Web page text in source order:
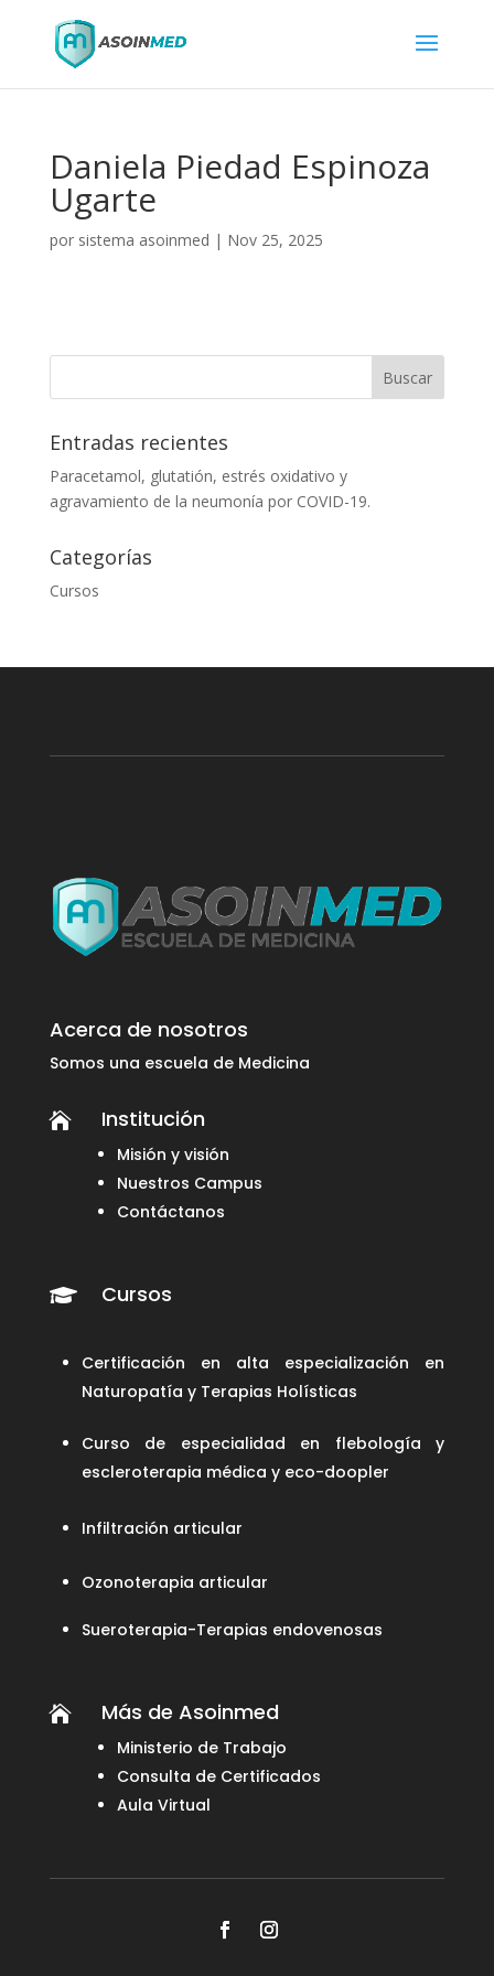
Daniela Piedad Espinoza
Ugarte
por sistema asoinmed | Nov 25, 2025
Entradas recientes
Paracetamol, glutatión, estrés oxidativo y
agravamiento de la neumonía por COVID-19.
Categorías
Cursos
Acerca de nosotros
Somos una escuela de Medicina
 Institución
Misión y visión
Nuestros Campus
Contáctanos
 Cursos
Certificación en alta especialización en
Naturopatía y Terapias Holísticas
Curso de especialidad en flebología y
escleroterapia médica y eco-doopler
Infiltración articular
Ozonoterapia articular
Sueroterapia-Terapias endovenosas
 Más de Asoinmed
Ministerio de Trabajo
Consulta de Certificados
Aula Virtual